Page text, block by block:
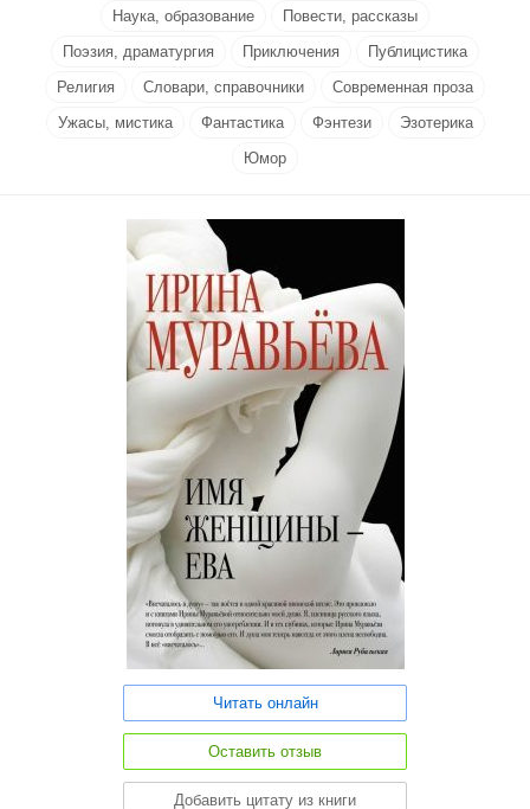
Наука, образование
Повести, рассказы
Поэзия, драматургия
Приключения
Публицистика
Религия
Словари, справочники
Современная проза
Ужасы, мистика
Фантастика Фэнтези
Эзотерика
Юмор
Читать онлайн
Оставить отзыв
Добавить цитату из книги